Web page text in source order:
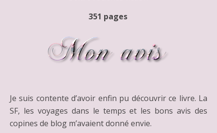
351 pages
Je suis contente d’avoir enfin pu découvrir ce livre. La
SF, les voyages dans le temps et les bons avis des
copines de blog m’avaient donné envie.